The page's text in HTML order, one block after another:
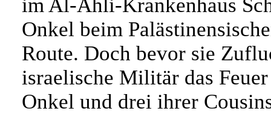
im Al-Ahli-Krankenhaus
Onkel beim
Route. Doch bevor sie
israelische Militär das
Onkel und drei ihrer